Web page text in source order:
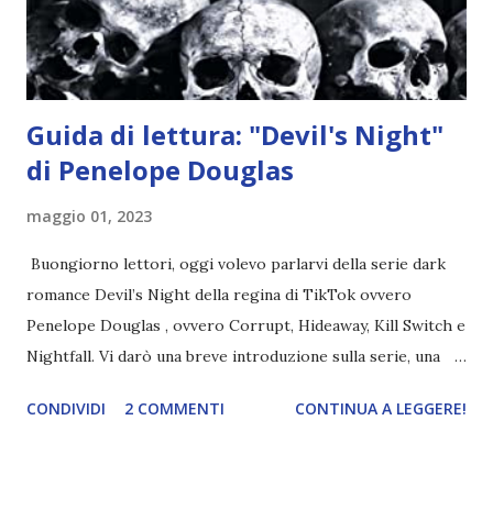
chiesetta. Lì trovano Rafael alle prese con gli angeli puri,
ma questa volta ...
Guida di lettura: "Devil's Night"
di Penelope Douglas
maggio 01, 2023
Buongiorno lettori, oggi volevo parlarvi della serie dark
romance Devil’s Night della regina di TikTok ovvero
Penelope Douglas , ovvero Corrupt, Hideaway, Kill Switch e
Nightfall. Vi darò una breve introduzione sulla serie, una
e anche un breve commento sui libri singoli. I libri sono in
CONDIVIDI 2 COMMENTI CONTINUA A LEGGERE!